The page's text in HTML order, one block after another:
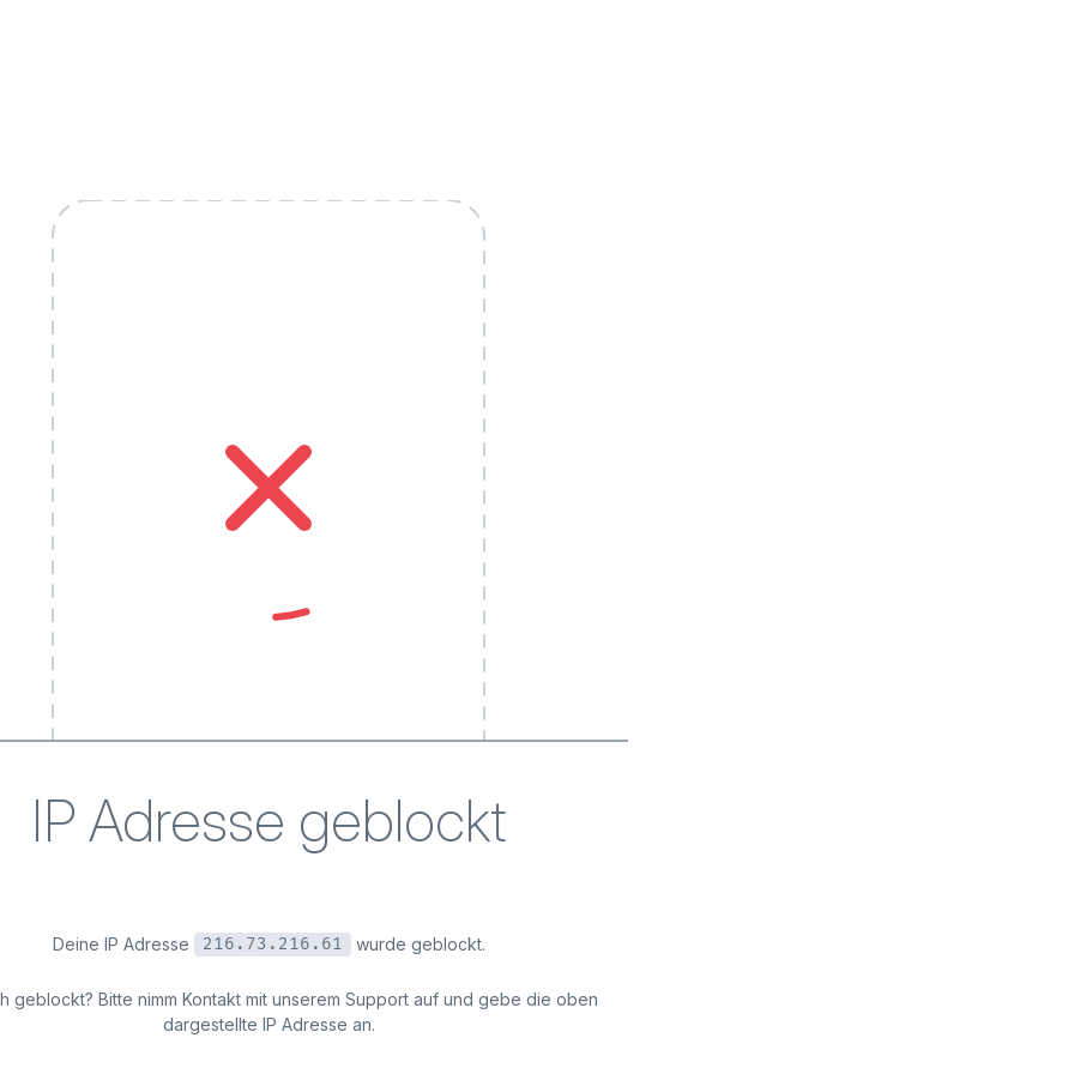
IP Adresse geblockt
Deine IP Adresse 216.73.216.61 wurde geblockt.
geblockt? Bitte nimm Kontakt mit unserem Support auf und gebe die oben
dargestellte IP Adresse an.